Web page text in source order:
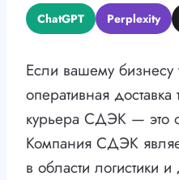
ChatGPT Perplexity
Если вашему бизнесу
оперативная доставка
курьера СДЭК — это
Компания СДЭК
в области логистики